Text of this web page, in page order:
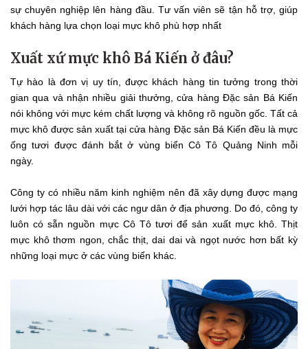
sự chuyên nghiệp lên hàng đầu. Tư vấn viên sẽ tận hỗ trợ, giúp
khách hàng lựa chọn loại mực khô phù hợp nhất
Xuất xứ mực khô Bá Kiến ở đâu?
Tự hào là đơn vị uy tín, được khách hàng tin tưởng trong thời
gian qua và nhận nhiều giải thưởng, cửa hàng Đặc sản Bá Kiến
nói không với mực kém chất lượng và không rõ nguồn gốc. Tất cả
mực khô được sản xuất tại cửa hàng Đặc sản Bá Kiến đều là mực
ống tươi được đánh bắt ở vùng biển Cô Tô Quảng Ninh mỗi
ngày.
Công ty có nhiều năm kinh nghiệm nên đã xây dựng được mạng
lưới hợp tác lâu dài với các ngư dân ở địa phương. Do đó, công ty
luôn có sẵn nguồn mực Cô Tô tươi để sản xuất mực khô. Thịt
mực khô thơm ngon, chắc thịt, dai dai và ngọt nước hơn bất kỳ
những loại mực ở các vùng biển khác.